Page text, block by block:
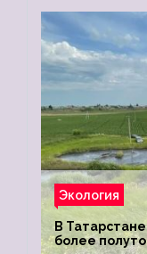
Экология
В
более